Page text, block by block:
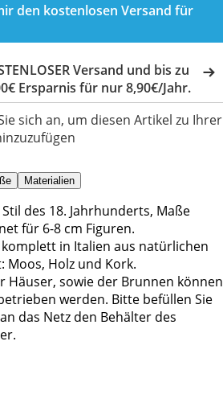
den kostenlosen Versand für
Versand und bis zu
Ersparnis für nur 8,90€/Jahr.
sich an, um diesen Artikel zu Ihrer
Materialien
des 18. Jahrhunderts, Maße
für 6-8 cm Figuren.
in Italien aus natürlichen
Moos, Holz und Kork.
Häuser, sowie der Brunnen können
werden. Bitte befüllen Sie
das Netz den Behälter des